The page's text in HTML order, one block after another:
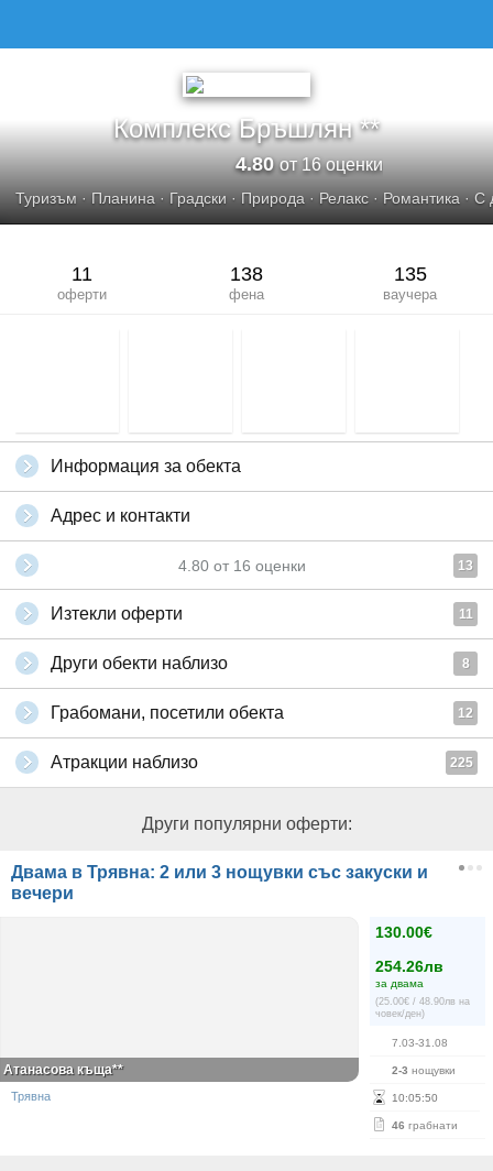
Комплекс Бръшлян **
4.80от 16 оценки
Туризъм · Планина · Градски · Природа · Релакс · Романтика · С
11
оферти
138
фена
135
ваучера
Информация за обекта
Адрес и контакти
4.80 от 16 оценки 13
Изтекли оферти 11
Други обекти наблизо 8
Грабомани, посетили обекта 12
Атракции наблизо 225
Други популярни оферти:
Двама в Трявна: 2 или 3 нощувки със закуски и
вечери
130.00€
254.26лв
за двама
(25.00€ / 48.90лв на
човек/ден)
7.03-31.08
2-3 нощувки
10:05:50
46 грабнати
Атанасова къща**
Трявна